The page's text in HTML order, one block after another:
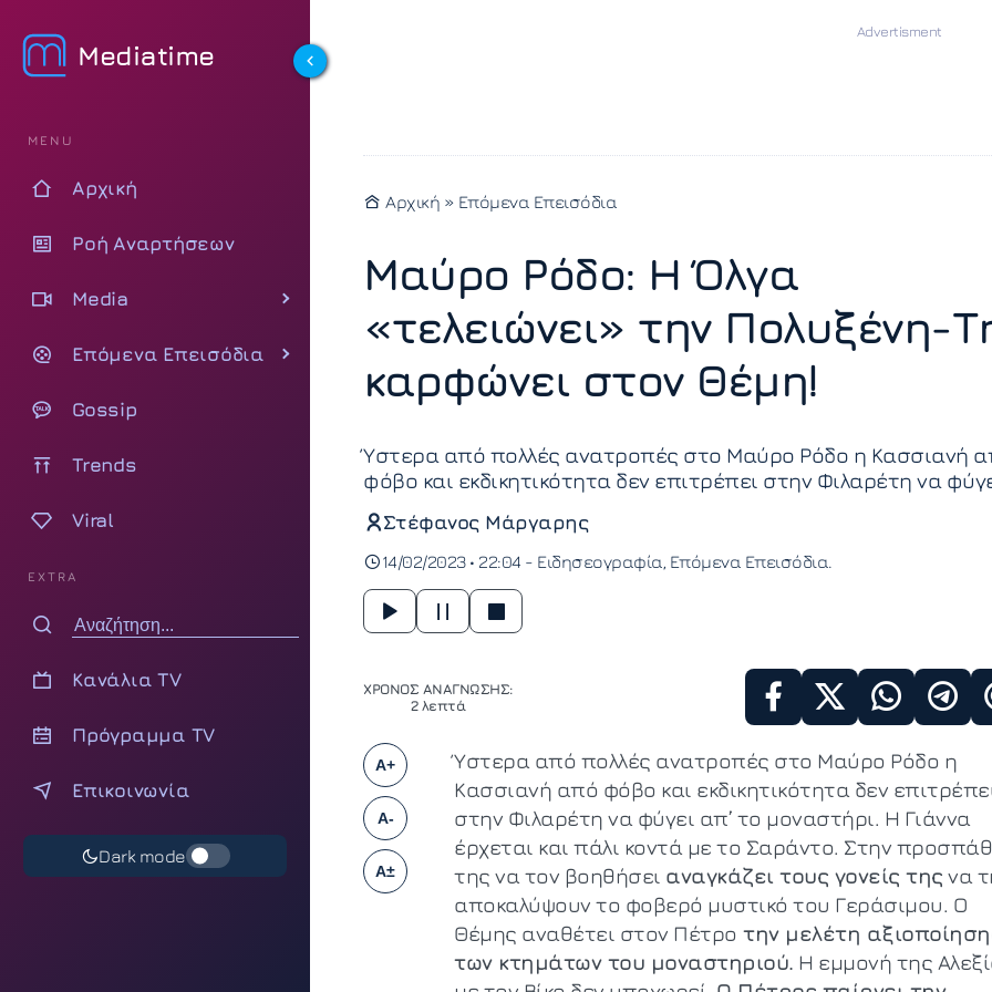
Mediatime
MENU
Αρχική
Ροή Αναρτήσεων
Media
Επόμενα Επεισόδια
Gossip
Trends
Viral
EXTRA
Κανάλια TV
Πρόγραμμα TV
Επικοινωνία
Dark mode
Αρχική » Επόμενα Επεισόδια
Μαύρο Ρόδο: Η Όλγα
«τελειώνει» την Πολυξένη-
καρφώνει στον Θέμη!
Ύστερα από πολλές ανατροπές στο Μαύρο Ρόδο η Κασσιανή
φόβο και εκδικητικότητα δεν επιτρέπει στην Φιλαρέτη να
Στέφανος Μάργαρης
14/02/2023 • 22:04 - Ειδησεογραφία Επόμενα Επεισόδια
ΧΡΟΝΟΣ ΑΝΑΓΝΩΣΗΣ:
2 λεπτά
A+
A-
A±
Ύστερα από πολλές ανατροπές στο Μαύρο Ρόδο η
Κασσιανή από φόβο και εκδικητικότητα δεν
στην Φιλαρέτη να φύγει απ’ το μοναστήρι. Η Γιάννα
έρχεται και πάλι κοντά με το Σαράντο. Στην
της να τον βοηθήσει αναγκάζει τους γονείς της να
αποκαλύψουν το φοβερό μυστικό του Γεράσιμου. Ο
Θέμης αναθέτει στον Πέτρο την μελέτη
των κτημάτων του μοναστηριού. Η εμμονή της